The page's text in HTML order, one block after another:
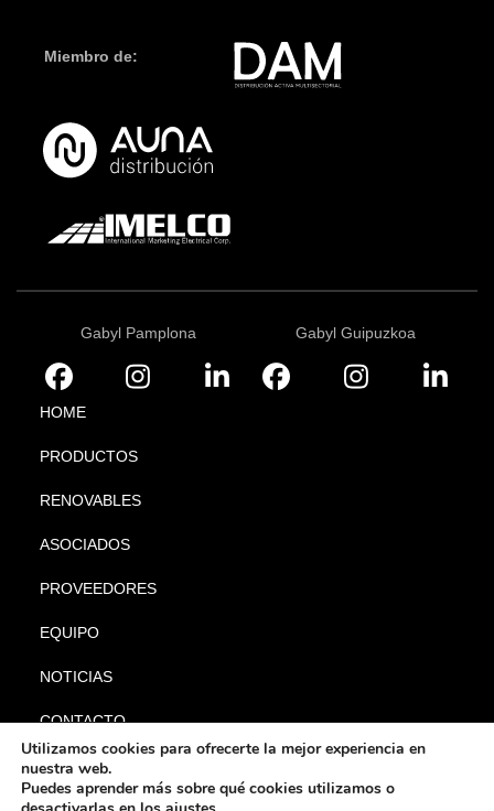
Miembro de:
Gabyl Pamplona Gabyl Guipuzkoa
HOME
PRODUCTOS
RENOVABLES
ASOCIADOS
PROVEEDORES
EQUIPO
NOTICIAS
CONTACTO
Utilizamos cookies para ofrecerte la mejor experiencia en
nuestra web.
Puedes aprender más sobre qué cookies utilizamos o